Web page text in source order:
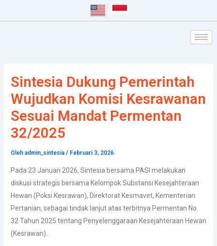
Sintesia Dukung Pemerintah
Wujudkan Komisi Kesrawanan
Sesuai Mandat Permentan
32/2025
Oleh admin_sintesia / Februari 3, 2026
Pada 23 Januari 2026, Sintesia bersama PASI melakukan
diskusi strategis bersama Kelompok Substansi Kesejahteraan
Hewan (Poksi Kesrawan), Direktorat Kesmavet, Kementerian
Pertanian, sebagai tindak lanjut atas terbitnya Permentan No.
32 Tahun 2025 tentang Penyelenggaraan Kesejahteraan Hewan
(Kesrawan).